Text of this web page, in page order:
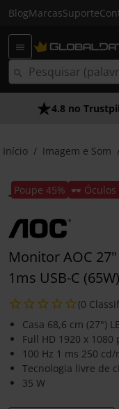
BlogMarcasSuporte
4.8 no
Início Imagem e Som
Poupe 45% 🕶️
Monitor AOC 27"
1ms USB-C
(0
Casa 68,6 cm (27")
Full HD 1920 x 1080
100 Hz 1 ms 250 cd/
Tecnologia livre de
35 W